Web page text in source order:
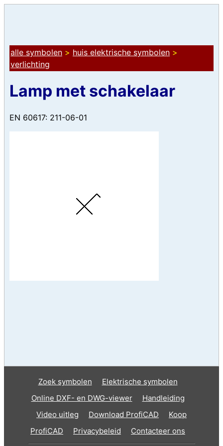
alle symbolen > huis elektrische symbolen >
verlichting
Lamp met schakelaar
EN 60617: 211-06-01
Zoek symbolen
Elektrische symbolen
Online DXF- en DWG-viewer
Handleiding
Video uitleg
Download ProfiCAD
Koop
ProfiCAD
Privacybeleid Contacteer ons